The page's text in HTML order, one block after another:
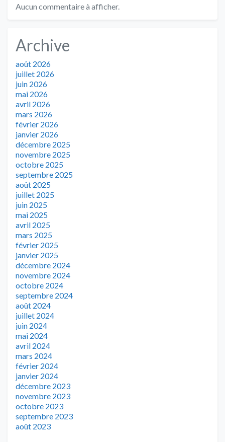
Aucun commentaire à afficher.
Archive
août 2026
juillet 2026
juin 2026
mai 2026
avril 2026
mars 2026
février 2026
janvier 2026
décembre 2025
novembre 2025
octobre 2025
septembre 2025
août 2025
juillet 2025
juin 2025
mai 2025
avril 2025
mars 2025
février 2025
janvier 2025
décembre 2024
novembre 2024
octobre 2024
septembre 2024
août 2024
juillet 2024
juin 2024
mai 2024
avril 2024
mars 2024
février 2024
janvier 2024
décembre 2023
novembre 2023
octobre 2023
septembre 2023
août 2023